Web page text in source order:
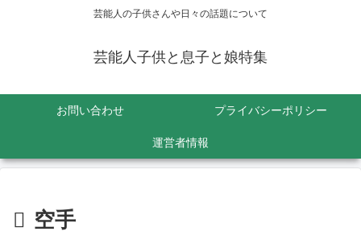
芸能人の子供さんや日々の話題について
芸能人子供と息子と娘特集
お問い合わせ プライバシーポリシー
運営者情報
空手